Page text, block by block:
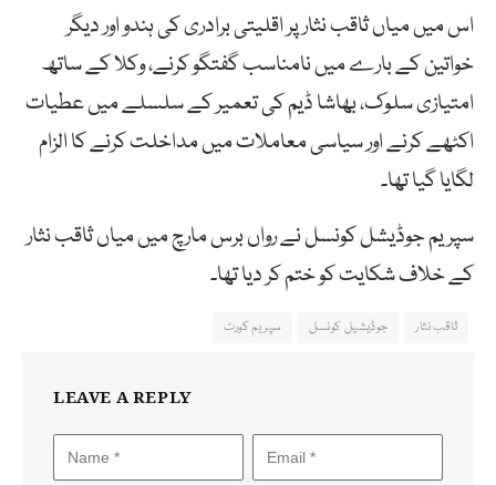
اس میں میاں ثاقب نثار پر اقلیتی برادری کی ہندو اور دیگر
خواتین کے بارے میں نامناسب گفتگو کرنے، وکلا کے ساتھ
امتیازی سلوک، بھاشا ڈیم کی تعمیر کے سلسلے میں عطیات
اکٹھے کرنے اور سیاسی معاملات میں مداخلت کرنے کا الزام
لگایا گیا تھا۔
سپریم جوڈیشل کونسل نے رواں برس مارچ میں میاں ثاقب نثار
کے خلاف شکایت کو ختم کر دیا تھا۔
ثاقب نثار جوڈیشیل کونسل سپریم کورٹ
LEAVE A REPLY